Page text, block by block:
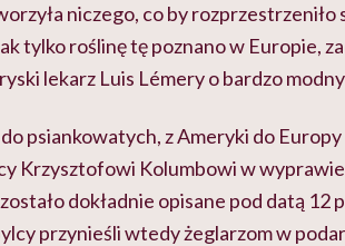
niczego, co by
tylko roślinę tę poznano w Europie,
lekarz Luis Lémeryo bardzo
psiankowatych, z Ameryki do
Krzysztofowi Kolumbowi w
dokładnie opisane pod datą
przynieśli wtedy żeglarzom w